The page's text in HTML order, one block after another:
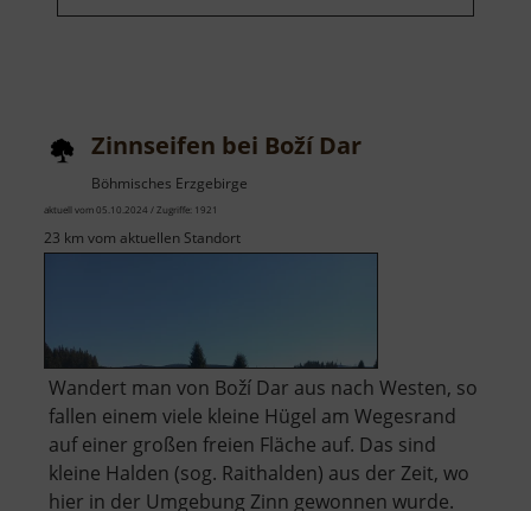
Zinnseifen bei Boží Dar
Böhmisches Erzgebirge
aktuell vom 05.10.2024 / Zugriffe: 1921
23 km vom aktuellen Standort
Wandert man von Boží Dar aus nach Westen, so
fallen einem viele kleine Hügel am Wegesrand
auf einer großen freien Fläche auf. Das sind
kleine Halden (sog. Raithalden) aus der Zeit, wo
hier in der Umgebung Zinn gewonnen wurde.